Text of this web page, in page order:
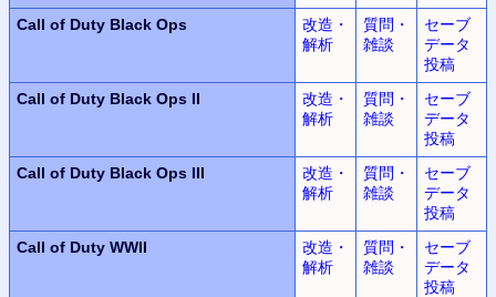
Call of Duty Black Ops
改造・
解析
質問・
雑談
セーブ
データ
投稿
Call of Duty Black Ops II
改造・
解析
質問・
雑談
セーブ
データ
投稿
Call of Duty Black Ops III
改造・
解析
質問・
雑談
セーブ
データ
投稿
Call of Duty WWII
改造・
解析
質問・
雑談
セーブ
データ
投稿